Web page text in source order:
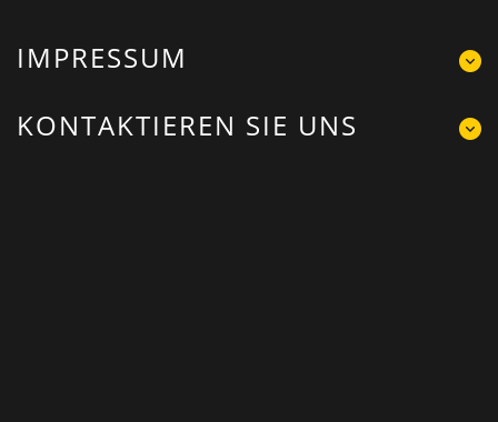
IMPRESSUM
KONTAKTIEREN SIE UNS